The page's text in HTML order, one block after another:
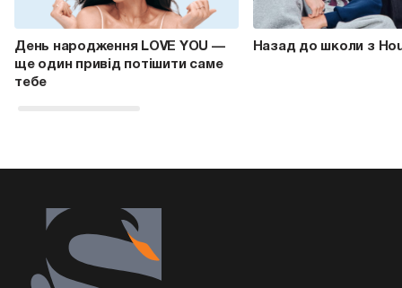
День народження LOVE YOU —
ще один привід потішити саме
тебе
Назад до школи з